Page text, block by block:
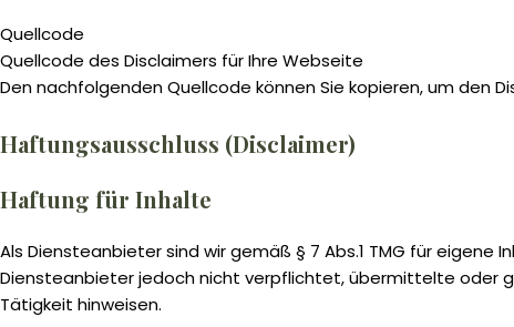
Quellcode
Quellcode des Disclaimers für Ihre Webseite
Den nachfolgenden Quellcode können Sie kopieren, um den
Haftungsausschluss (Disclaimer)
Haftung für Inhalte
Als Diensteanbieter sind wir gemäß § 7 Abs.1 TMG für eigene
Diensteanbieter jedoch nicht verpflichtet, übermittelte oder
Tätigkeit hinweisen.